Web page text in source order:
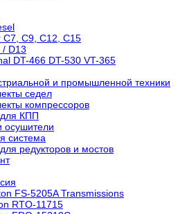
C7, C9, C12, C15
/ D13
DT-466 DT-530 VT-365
и промышленной техники
седел
компрессоров
КПП
осушители
система
редукторов и мостов
FS-5205A Transmissions
RTO-11715